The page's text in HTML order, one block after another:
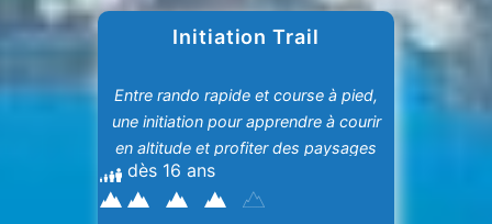
Initiation Trail
Entre rando rapide et course à pied,
une initiation pour apprendre à courir
en altitude et profiter des paysages
dès 16 ans